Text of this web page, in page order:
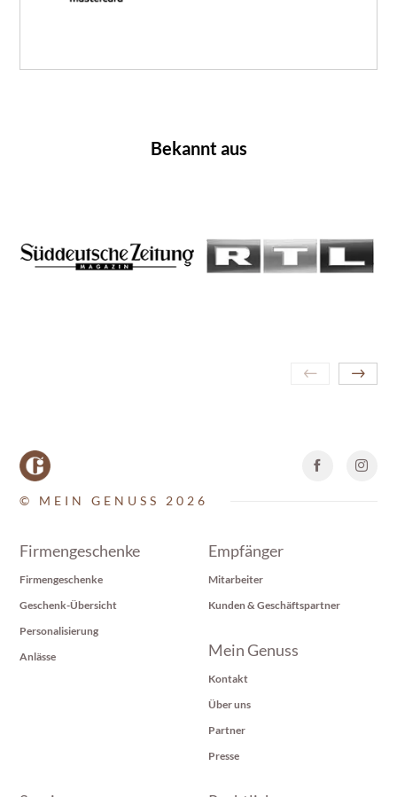
Bekannt aus
© MEIN GENUSS 2026
Firmengeschenke
Firmengeschenke
Geschenk-Übersicht
Personalisierung
Anlässe
Empfänger
Mitarbeiter
Kunden & Geschäftspartner
Mein Genuss
Kontakt
Über uns
Partner
Presse